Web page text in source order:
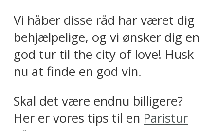
Vi håber disse råd har været dig
behjælpelige, og vi ønsker dig en
god tur til the city of love! Husk
nu at finde en god vin.
Skal det være endnu billigere?
Her er vores tips til en Paristur